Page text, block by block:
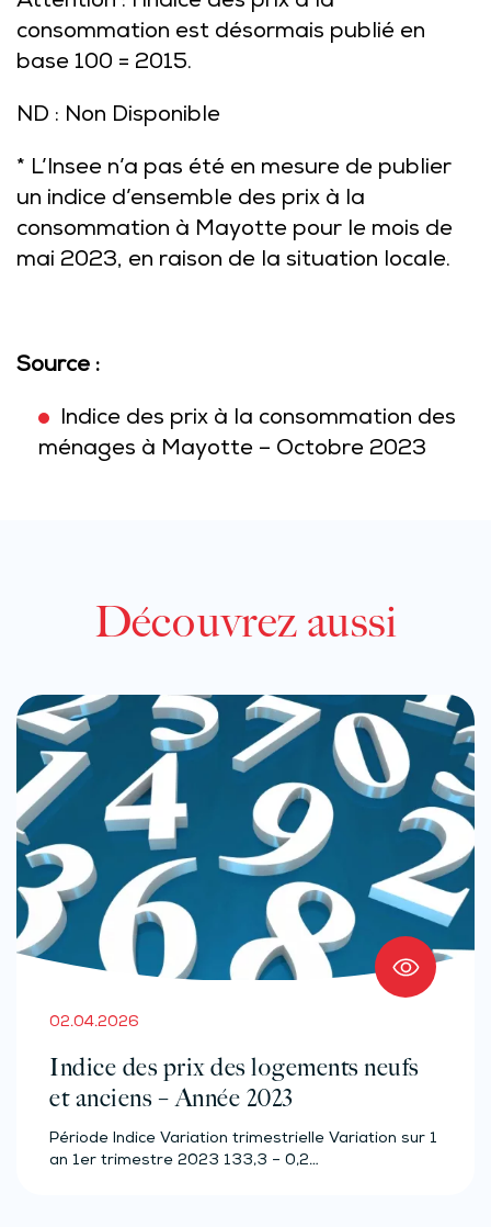
consommation est désormais publié en
base 100 = 2015.
ND : Non Disponible
* L’Insee n’a pas été en mesure de publier
un indice d’ensemble des prix à la
consommation à Mayotte pour le mois de
mai 2023, en raison de la situation locale.
Source :
Indice des prix à la consommation des
ménages à Mayotte – Octobre 2023
Découvrez aussi
02.04.2026
Indice des prix des logements neufs
et anciens – Année 2023
Période Indice Variation trimestrielle Variation sur 1
an 1er trimestre 2023 133,3 – 0,2…